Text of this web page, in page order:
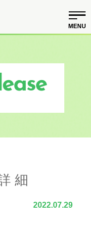
細
2022.07.29